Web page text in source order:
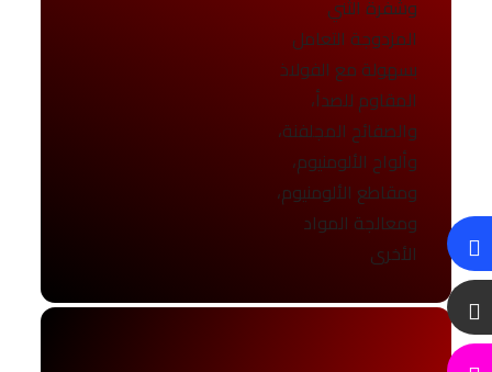
وشفرة الثني
المزدوجة التعامل
بسهولة مع الفولاذ
المقاوم للصدأ،
والصفائح المجلفنة،
وألواح الألومنيوم،
ومقاطع الألومنيوم،
ومعالجة المواد
الأخرى